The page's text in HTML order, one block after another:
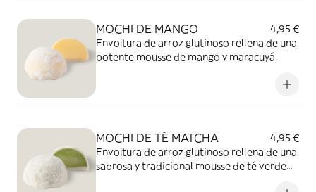
MOCHI DE MANGO
4,95 €
Envoltura de arroz glutinoso rellena de una
potente mousse de mango y maracuyá.
MOCHI DE TÉ MATCHA
4,95 €
Envoltura de arroz glutinoso rellena de una
sabrosa y tradicional mousse de té verde